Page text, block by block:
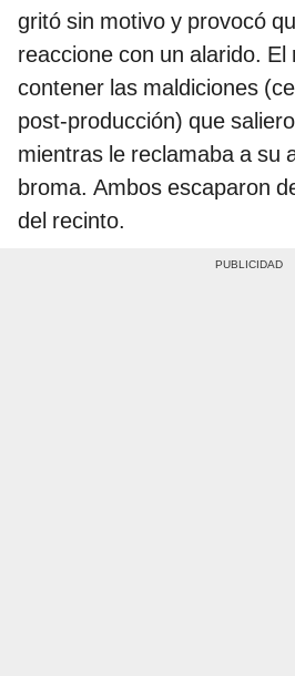
gritó sin motivo y provocó
reaccione con un alarido. El
contener las maldiciones
post-producción) que
mientras le reclamaba a su
broma. Ambos escaparon
del recinto.